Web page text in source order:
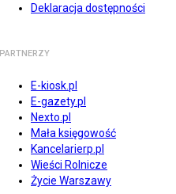
Deklaracja dostępności
PARTNERZY
E-kiosk.pl
E-gazety.pl
Nexto.pl
Mała księgowość
Kancelarierp.pl
Wieści Rolnicze
Życie Warszawy